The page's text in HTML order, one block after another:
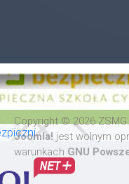
Copyright © 2026
Joomla! jest wolnym
warunkach GNU